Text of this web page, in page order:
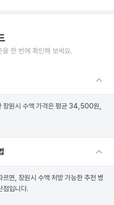
한 번에 확인해 보세요.
창원시 수액 가격은 평균 34,500원,
르면, 창원시 수액 처방 가능한 추천 병
점입니다.